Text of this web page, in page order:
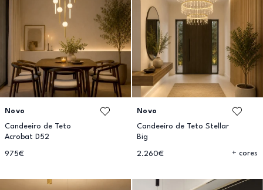
Novo
Candeeiro de Teto
Acrobat D52
975€
Novo
Candeeiro de Teto Stellar
Big
2.260€ + cores